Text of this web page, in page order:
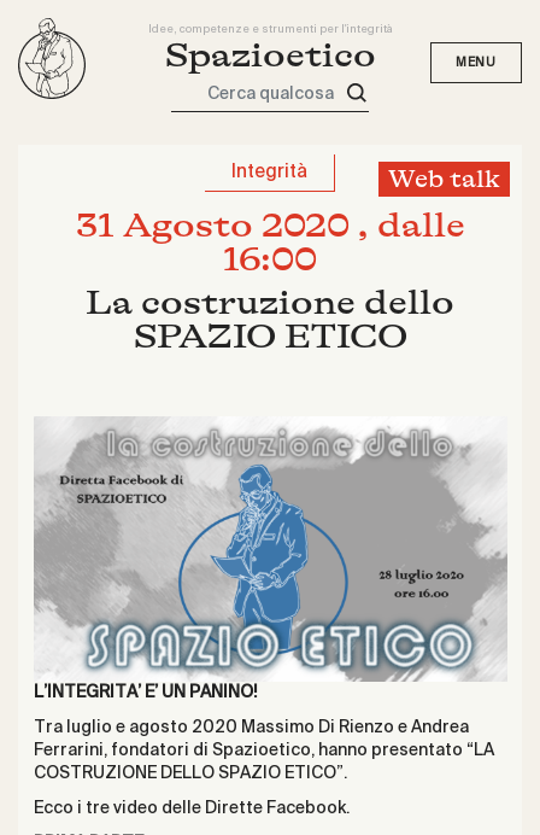
Idee, competenze e strumenti per l'integrità
Spazioetico
Cerca qualcosa
Integrità
31 Agosto 2020 , dalle
16:00
La costruzione dello
SPAZIO ETICO
Web talk
L’INTEGRITA’ E’ UN PANINO!
Tra luglio e agosto 2020 Massimo Di Rienzo e Andrea
Ferrarini, fondatori di Spazioetico, hanno presentato “LA
COSTRUZIONE DELLO SPAZIO ETICO”.
Ecco i tre video delle Dirette Facebook.